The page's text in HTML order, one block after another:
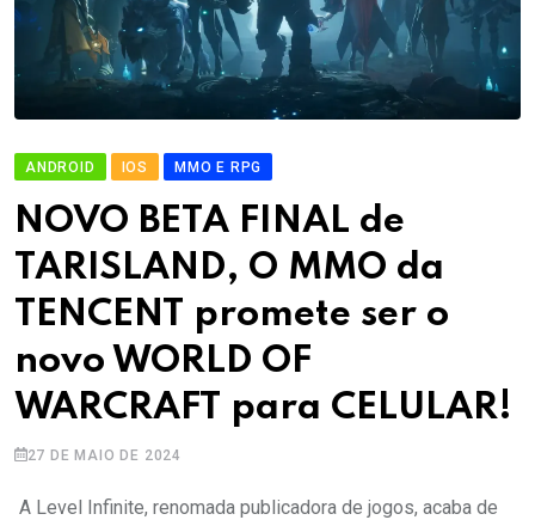
ANDROID IOS MMO E RPG
NOVO BETA FINAL de
TARISLAND, O MMO da
TENCENT promete ser o
novo WORLD OF
WARCRAFT para CELULAR!
27 DE MAIO DE 2024
A Level Infinite, renomada publicadora de jogos, acaba de